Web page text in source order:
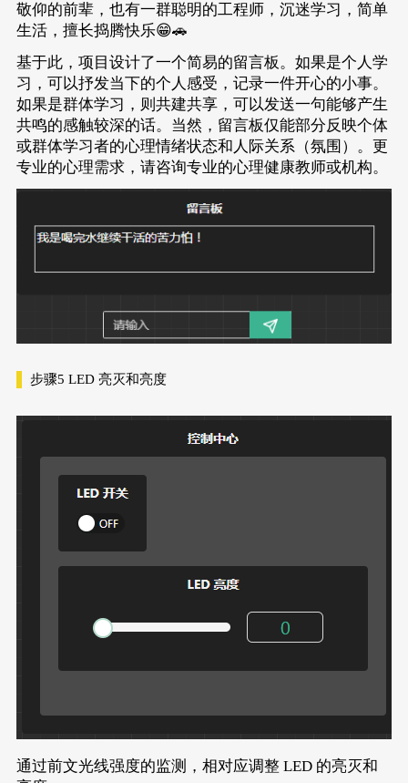
敬仰的前辈，也有一群聪明的工程师，沉迷学习，简单
生活，擅长捣腾快乐😁🚗
基于此，项目设计了一个简易的留言板。如果是个人学
习，可以抒发当下的个人感受，记录一件开心的小事。
如果是群体学习，则共建共享，可以发送一句能够产生
共鸣的感触较深的话。当然，留言板仅能部分反映个体
或群体学习者的心理情绪状态和人际关系（氛围）。更
专业的心理需求，请咨询专业的心理健康教师或机构。
步骤5 LED 亮灭和亮度
通过前文光线强度的监测，相对应调整 LED 的亮灭和